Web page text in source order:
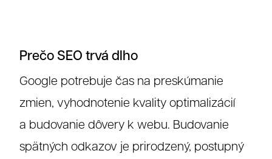
Prečo SEO trvá dlho
Google potrebuje čas na preskúmanie
zmien, vyhodnotenie kvality optimalizácií
a budovanie dôvery k webu. Budovanie
spätných odkazov je prirodzený, postupný